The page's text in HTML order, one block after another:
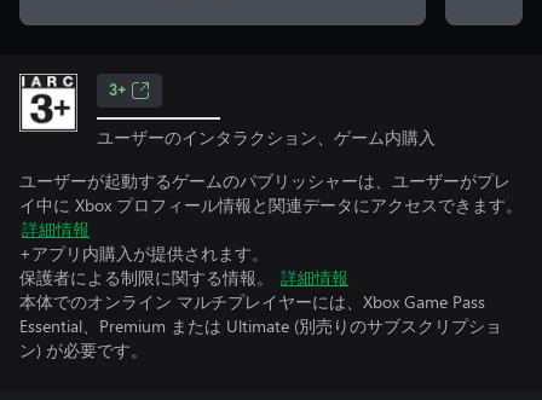
3+
ユーザーのインタラクション、ゲーム内購入
ユーザーが起動するゲームのパブリッシャーは、ユーザーがプレ
イ中に Xbox プロフィール情報と関連データにアクセスできます。
詳細情報
+アプリ内購入が提供されます。
保護者による制限に関する情報。
詳細情報
本体でのオンライン マルチプレイヤーには、Xbox Game Pass
Essential、Premium または Ultimate (別売りのサブスクリプショ
ン) が必要です。